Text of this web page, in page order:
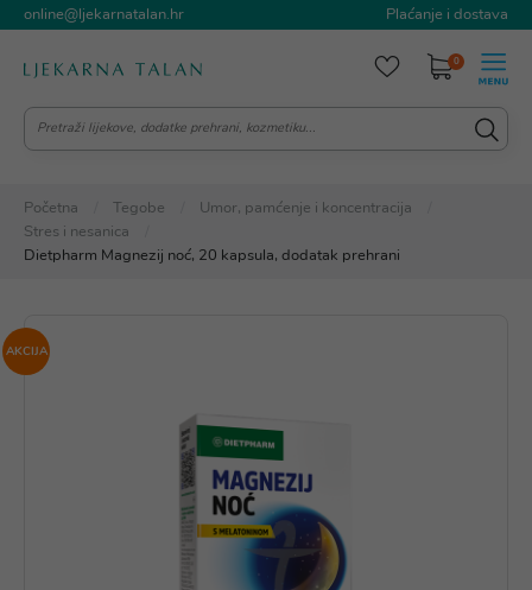
online@ljekarnatalan.hr Plaćanje i dostava
0
Početna Tegobe
Umor, pamćenje i koncentracija
Stres i nesanica
Dietpharm Magnezij noć, 20 kapsula, dodatak prehrani
AKCIJA